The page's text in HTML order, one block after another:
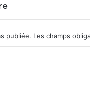
publiée. Les champs